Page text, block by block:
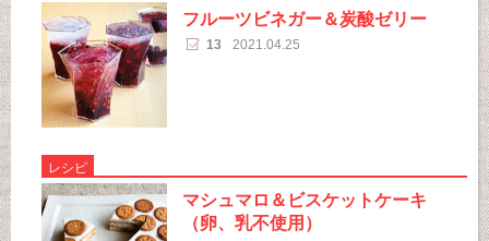
フルーツビネガー＆炭酸ゼリー
13 2021.04.25
レシピ
マシュマロ＆ビスケットケーキ
（卵、乳不使用）